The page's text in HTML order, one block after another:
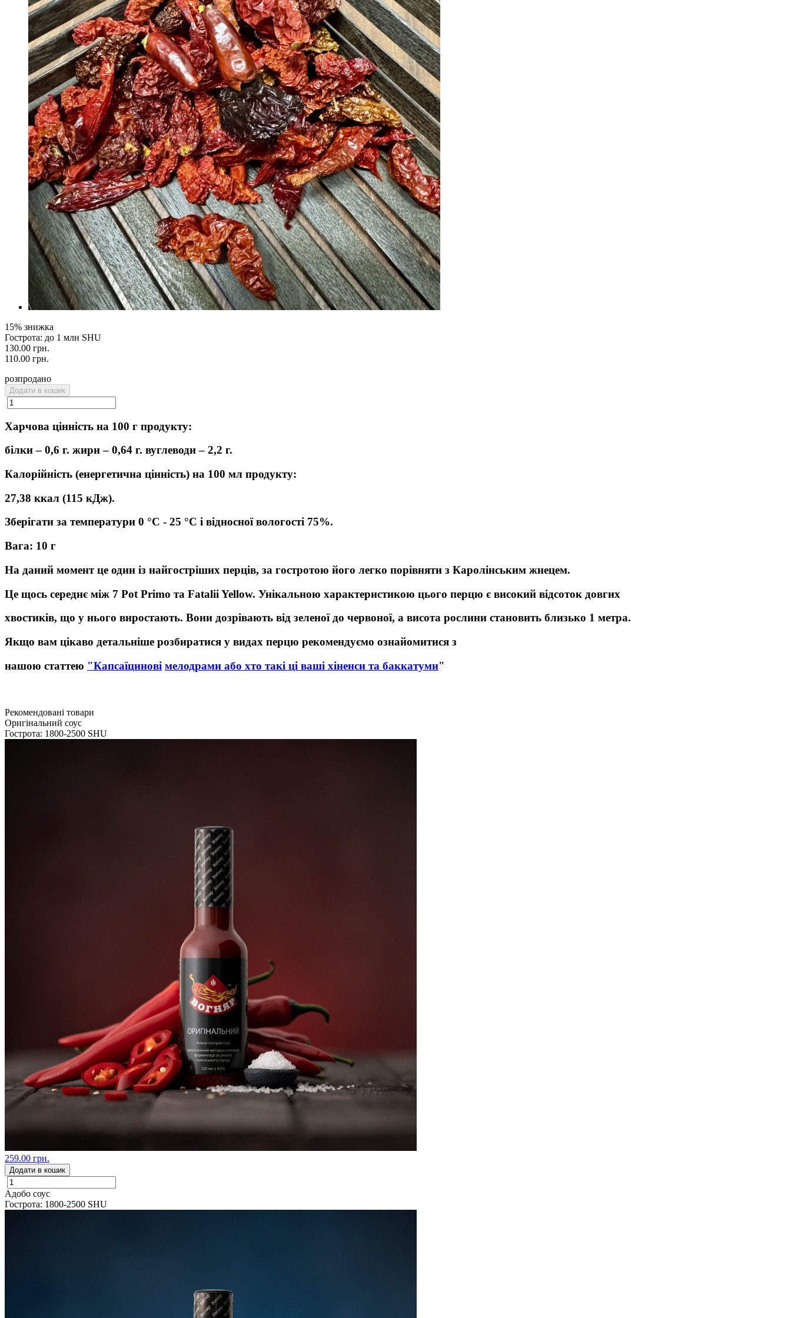
15% знижка
Гострота: до 1 млн SHU
130.00 грн.
110.00 грн.
розпродано
Додати в кошик
Харчова цінність на 100 г продукту:
білки – 0,6 г. жири – 0,64 г. вуглеводи – 2,2 г.
Калорійність (енергетична цінність) на 100 мл продукту:
27,38 ккал (115 кДж).
Зберігати за температури 0 °C - 25 °C і відносної вологості 75%.
Вага: 10 г
На даний момент це один із найгостріших перців, за гостротою його легко порівняти з Каролінським жнецем.
Це щось середнє між 7 Pot Primo та Fatalii Yellow. Унікальною характеристикою цього перцю є високий відсоток довгих
хвостиків, що у нього виростають. Вони дозрівають від зеленої до червоної, а висота рослини становить близько 1 метра.
Якщо вам цікаво детальніше розбиратися у видах перцю рекомендуємо ознайомитися з
нашою статтею "Капсаїцинові мелодрами або хто такі ці ваші хіненси та баккатуми"
Рекомендовані товари
Оригінальний соус
Гострота: 1800-2500 SHU
259.00 грн.
Додати в кошик
Адобо соус
Гострота: 1800-2500 SHU